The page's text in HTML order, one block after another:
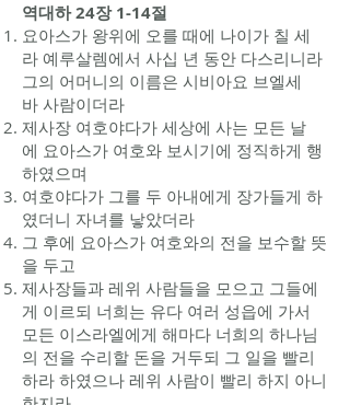
역대하 24장 1-14절
요아스가 왕위에 오를 때에 나이가 칠 세
라 예루살렘에서 사십 년 동안 다스리니라
그의 어머니의 이름은 시비아요 브엘세
바 사람이더라
제사장 여호야다가 세상에 사는 모든 날
에 요아스가 여호와 보시기에 정직하게 행
하였으며
여호야다가 그를 두 아내에게 장가들게 하
였더니 자녀를 낳았더라
그 후에 요아스가 여호와의 전을 보수할 뜻
을 두고
제사장들과 레위 사람들을 모으고 그들에
게 이르되 너희는 유다 여러 성읍에 가서
모든 이스라엘에게 해마다 너희의 하나님
의 전을 수리할 돈을 거두되 그 일을 빨리
하라 하였으나 레위 사람이 빨리 하지 아니